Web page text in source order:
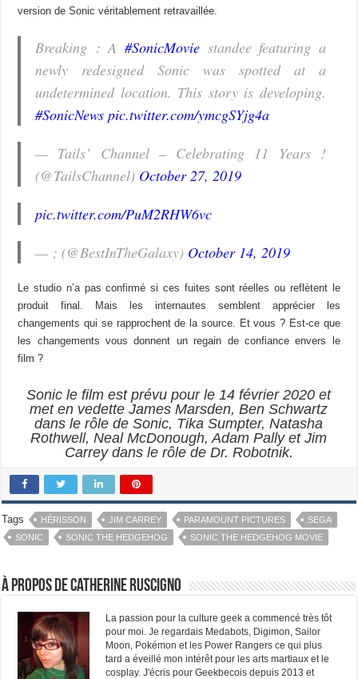
version de Sonic véritablement retravaillée.
Breaking : A #SonicMovie standee featuring a
newly redesigned Sonic was spotted at a
undetermined location. This story is developing.
#SonicNews pic.twitter.com/ymcgSYjg4a
— Tails’ Channel – Celebrating 11 Years !
(@TailsChannel) October 27, 2019
pic.twitter.com/PuM2RHW6vc
— ; (@BestInTheGalaxy) October 14, 2019
Le studio n’a pas confirmé si ces fuites sont réelles ou reflètent le
produit final. Mais les internautes semblent apprécier les
changements qui se rapprochent de la source. Et vous ? Est-ce que
les changements vous donnent un regain de confiance envers le
film ?
Sonic le film est prévu pour le 14 février 2020 et
met en vedette James Marsden, Ben Schwartz
dans le rôle de Sonic, Tika Sumpter, Natasha
Rothwell, Neal McDonough, Adam Pally et Jim
Carrey dans le rôle de Dr. Robotnik.
Tags HÉRISSON JIM CARREY PARAMOUNT PICTURES
SEGA
SONIC
SONIC THE HEDGEHOG SONIC THE HEDGEHOG MOVIE
À propos de Catherine Ruscigno
La passion pour la culture geek a commencé très tôt
pour moi. Je regardais Medabots, Digimon, Sailor
Moon, Pokémon et les Power Rangers ce qui plus
tard a éveillé mon intérêt pour les arts martiaux et le
cosplay. J'écris pour Geekbecois depuis 2013 et